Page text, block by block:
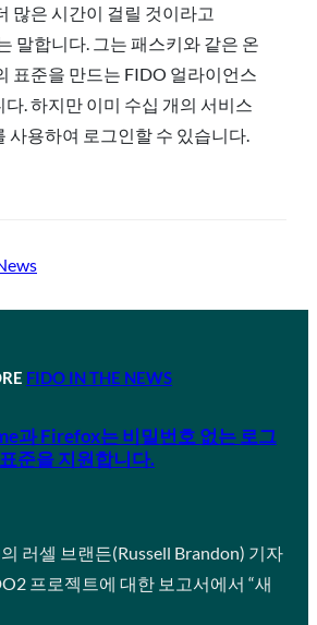
많은 시간이 걸릴 것이라고
말합니다. 그는 패스키와 같은 온
표준을 만드는 FIDO 얼라이언스
. 하지만 이미 수십 개의 서비스
사용하여 로그인할 수 있습니다.
FIDO IN THE NEWS
과 Firefox는 비밀번호 없는 로그
준을 지원합니다.
러셀 브랜든(Russell Brandon) 기자
프로젝트에 대한 보고서에서 “새